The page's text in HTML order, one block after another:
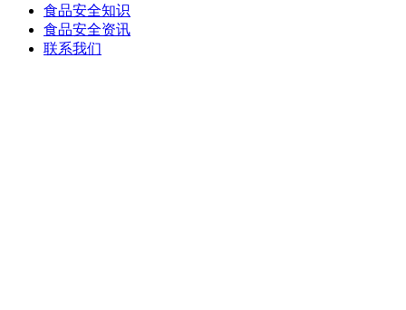
食品安全知识
食品安全资讯
联系我们